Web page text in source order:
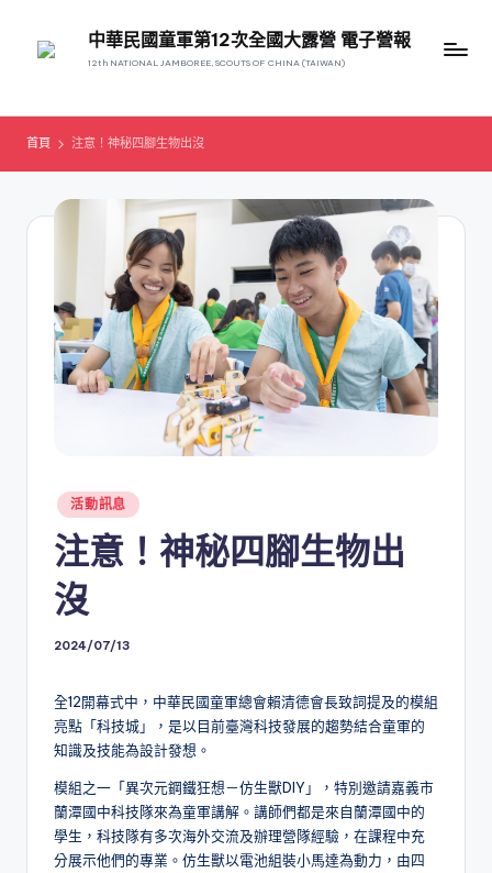
中華民國童軍第12次全國大露營 電子營報
12th NATIONAL JAMBOREE, SCOUTS OF CHINA (TAIWAN)
首頁 注意！神秘四腳生物出沒
Posted
in
活動訊息
注意！神秘四腳生物出
沒
2024/07/13
全12開幕式中，中華民國童軍總會賴清德會長致詞提及的模組
亮點「科技城」，是以目前臺灣科技發展的趨勢結合童軍的
知識及技能為設計發想。
模組之一「異次元鋼鐵狂想－仿生獸DIY」，特別邀請嘉義市
蘭潭國中科技隊來為童軍講解。講師們都是來自蘭潭國中的
學生，科技隊有多次海外交流及辦理營隊經驗，在課程中充
分展示他們的專業。仿生獸以電池組裝小馬達為動力，由四